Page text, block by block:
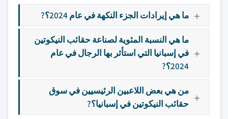
ما هي إيرادات الجزء النكهة في عام 2024؟?
ما هي النسبة المئوية لصناعة حقائب النيكوتين
في إسبانيا التي استأثر بها الرجال في عام
2024؟?
من هي بعض اللاعبين الرئيسيين في سوق
حقائب النيكوتين في إسبانيا؟?